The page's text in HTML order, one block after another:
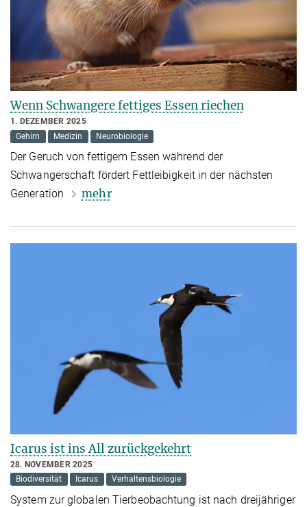
Wenn Schwangere fettiges Essen riechen
1. DEZEMBER 2025
Gehirn
Medizin Neurobiologie
Der Geruch von fettigem Essen während der
Schwangerschaft fördert Fettleibigkeit in der nächsten
Generation
mehr
Icarus ist ins All zurückgekehrt
28. NOVEMBER 2025
Biodiversität
Icarus Verhaltensbiologie
System zur globalen Tierbeobachtung ist nach dreijähriger